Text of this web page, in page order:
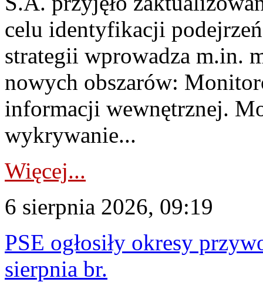
celu identyfikacji
strategii wprowadza m.in.
nowych obszarów:
informacji wewnętrznej.
wykrywanie...
Więcej...
6 sierpnia 2026, 09:19
PSE ogłosiły okresy
sierpnia br.